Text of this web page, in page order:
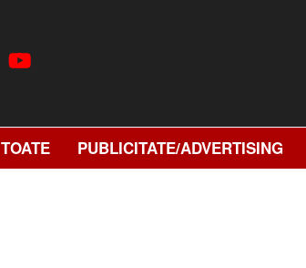
TOATE PUBLICITATE/ADVERTISING